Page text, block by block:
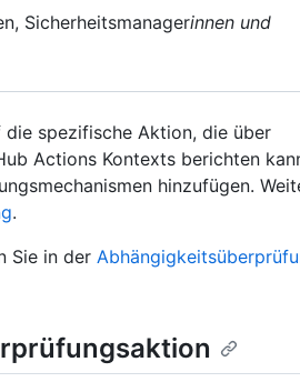
Sicherheitsmanagerinnen und
spezifische Aktion, die über
Actions Kontexts berichten
hinzufügen.
.
Sie in der